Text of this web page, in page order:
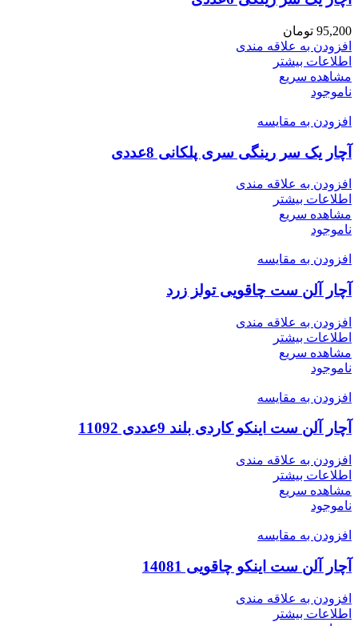
95,200 تومان
افزودن به علاقه مندی
اطلاعات بیشتر
مشاهده سریع
ناموجود
افزودن به مقایسه
آچار یک سر رینگی سری پلکانی 8عددی
افزودن به علاقه مندی
اطلاعات بیشتر
مشاهده سریع
ناموجود
افزودن به مقایسه
آچار آلن ست چاقویی تولز زرد
افزودن به علاقه مندی
اطلاعات بیشتر
مشاهده سریع
ناموجود
افزودن به مقایسه
آچار آلن ست اینکو کاردی بلند 9عددی 11092
افزودن به علاقه مندی
اطلاعات بیشتر
مشاهده سریع
ناموجود
افزودن به مقایسه
آچار آلن ست اینکو چاقویی 14081
افزودن به علاقه مندی
اطلاعات بیشتر